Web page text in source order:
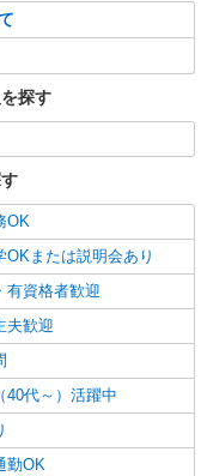
タッフ ＜優先募集日
等による ★早朝時
円 ★希望収入があり
れば希望条件に合うか
時間外手当別途支給 ★上
を含みます。 ★働きが
（地域により異なる）
50円
区上溝4628-1
詳細を見る
探す
OK
OKまたは説明会あり
有資格者歓迎
夫歓迎
40代～）活躍中
勤OK